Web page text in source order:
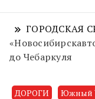
ГОРОДСКАЯ
до Чебаркуля
ДОРОГИ Южный